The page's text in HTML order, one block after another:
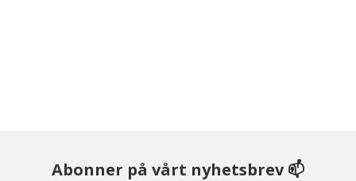
Abonner på vårt nyhetsbrev 📫